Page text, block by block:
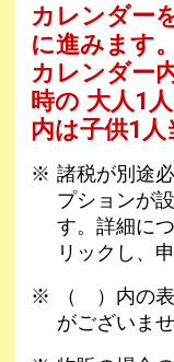
カレンダー
に進みます。
カレンダー
時の 大人1
内は子供1人
諸税が別途
プションが
す。詳細に
リックし、
（ ）内の
がございませ